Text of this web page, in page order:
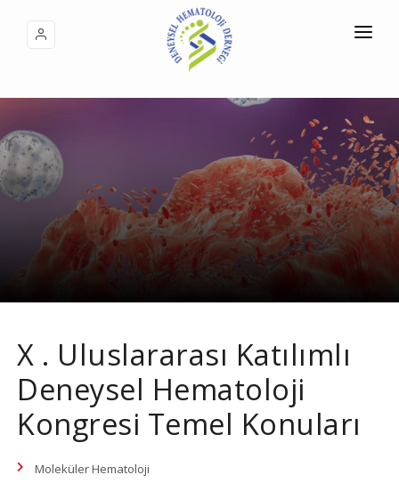
BİLDİRİ İŞLEMLERİ
KAYIT İŞLEMLERİ
GEÇMİŞ DÖNEM KONGRELERİ
X . Uluslararası Katılımlı
Deneysel Hematoloji
Kongresi Temel Konuları
Moleküler Hematoloji